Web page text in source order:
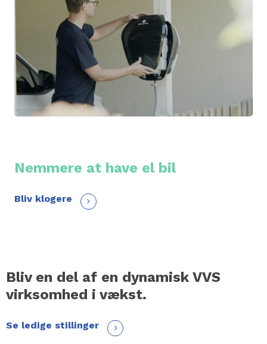
Nemmere at have el bil
Bliv klogere
Bliv en del af en dynamisk VVS
virksomhed i vækst.
Se ledige stillinger